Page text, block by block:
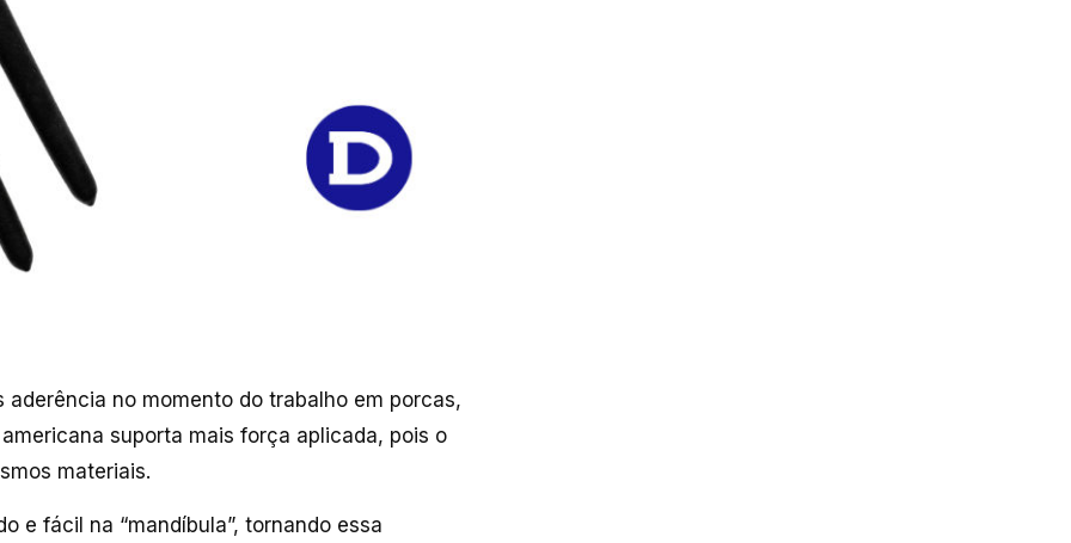
no momento do trabalho em porcas,
suporta mais força aplicada, pois o
materiais.
e fácil na “mandíbula”, tornando essa